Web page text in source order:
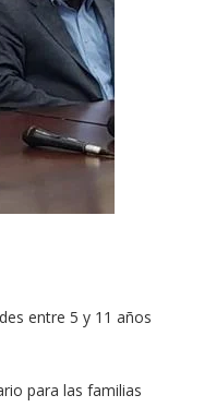
entre 5 y 11 años
para las familias